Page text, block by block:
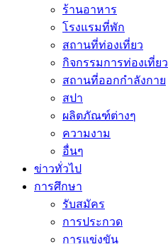
ร้านอาหาร
โรงแรมที่พัก
สถานที่ท่องเที่ยว
กิจกรรมการท่องเที่ยว
สถานที่ออกกำลังกาย
สปา
ผลิตภัณฑ์ต่างๆ
ความงาม
อื่นๆ
ข่าวทั่วไป
การศึกษา
รับสมัคร
การประกวด
การแข่งขัน